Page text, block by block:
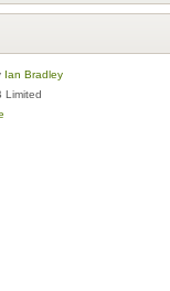
Ian Bradley
Limited